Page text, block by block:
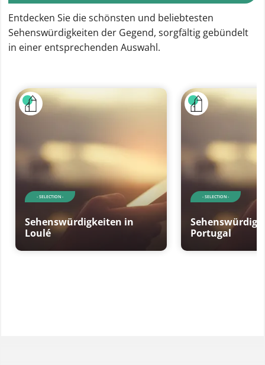
Entdecken Sie die schönsten und beliebtesten
Sehenswürdigkeiten der Gegend, sorgfältig gebündelt
in einer entsprechenden Auswahl.
- SELECTION -
Sehenswürdigkeiten in
Loulé
- SELECTION -
Portugal